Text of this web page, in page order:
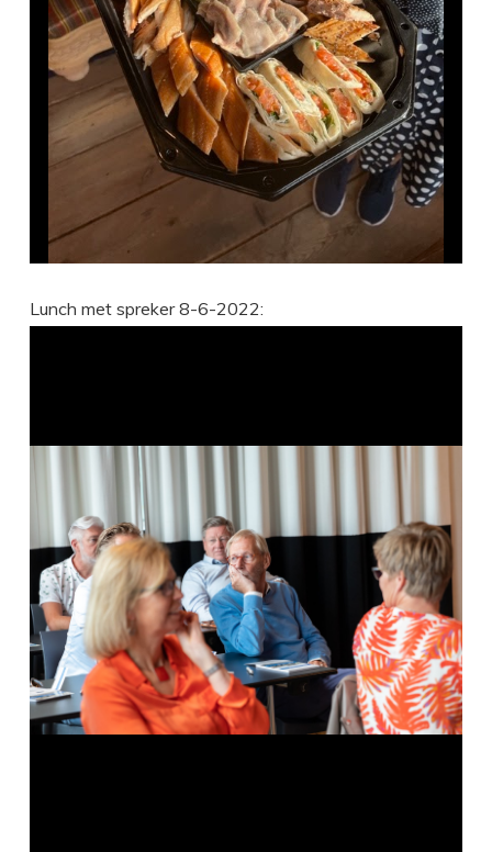
Lunch met spreker 8-6-2022: